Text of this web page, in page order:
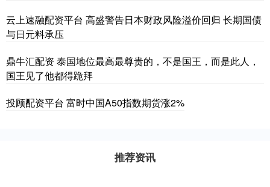
云上速融配资平台 高盛警告日本财政风险溢价回归 长期国债
与日元料承压
鼎牛汇配资 泰国地位最高最尊贵的，不是国王，而是此人，
国王见了他都得跪拜
投顾配资平台 富时中国A50指数期货涨2%
推荐资讯